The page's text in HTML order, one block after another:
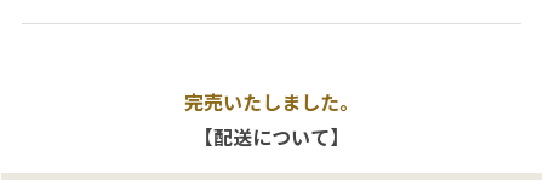
完売いたしました。
【配送について】